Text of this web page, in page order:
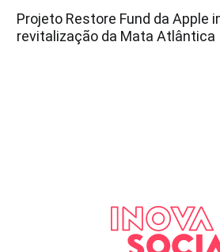
Projeto Restore Fund da Apple
revitalização da Mata Atlântica